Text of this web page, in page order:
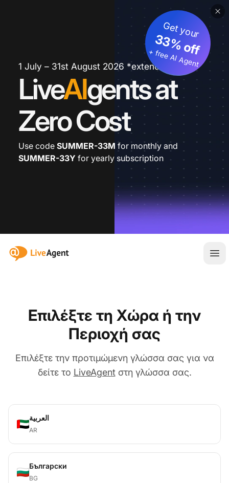
1 July – 31st August 2026 *extended
LiveAIgents at
Zero Cost
Get your
33% off
+ free AI Agent
Use code SUMMER-33M for monthly and
SUMMER-33Y for yearly subscription
:site.title
Επιλέξτε τη Χώρα ή την
Περιοχή σας
Επιλέξτε την προτιμώμενη γλώσσα σας για να
δείτε το LiveAgentστη γλώσσα σας.
العربية
AR
Български
BG